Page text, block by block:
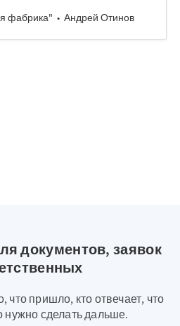
фабрика"
Андрей Отинов
документов, заявок
что пришло, кто отвечает, что
нужно сделать дальше.